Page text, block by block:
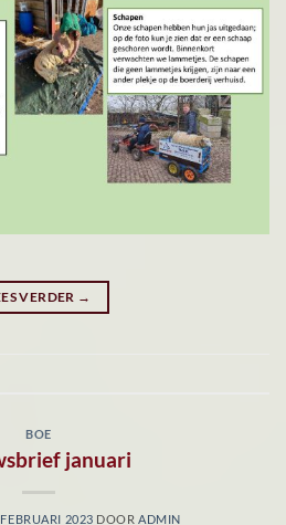
VERDER →
BOE
januari
2023 DOORADMIN